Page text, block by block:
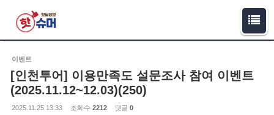
이벤트
[인천투어] 이용만족도 설문조사 참여 이벤트
(2025.11.12~12.03)(250)
2025.11.25 13:33 조회 수 2212 댓글 0